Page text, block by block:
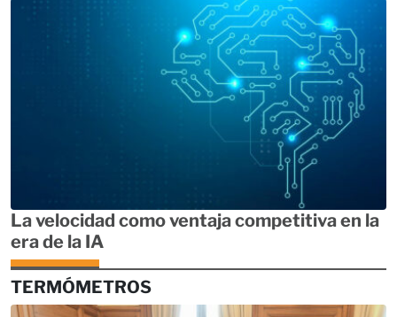
La velocidad como ventaja competitiva en la
era de la IA
TERMÓMETROS